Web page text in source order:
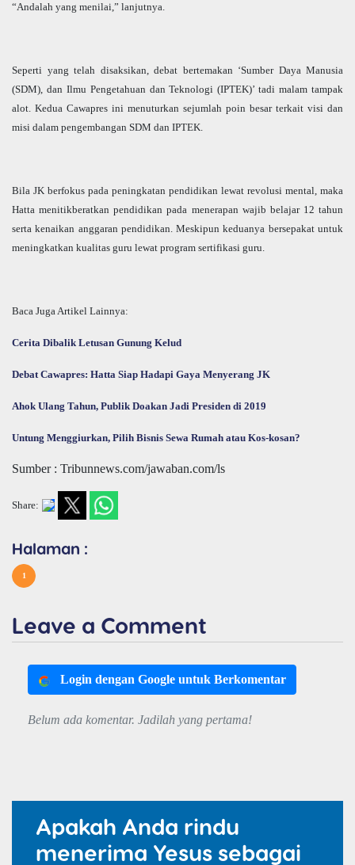
“Andalah yang menilai,” lanjutnya.
Seperti yang telah disaksikan, debat bertemakan ‘Sumber Daya Manusia
(SDM), dan Ilmu Pengetahuan dan Teknologi (IPTEK)’ tadi malam tampak
alot. Kedua Cawapres ini menuturkan sejumlah poin besar terkait visi dan
misi dalam pengembangan SDM dan IPTEK.
Bila JK berfokus pada peningkatan pendidikan lewat revolusi mental, maka
Hatta menitikberatkan pendidikan pada menerapan wajib belajar 12 tahun
serta kenaikan anggaran pendidikan. Meskipun keduanya bersepakat untuk
meningkatkan kualitas guru lewat program sertifikasi guru.
Baca Juga Artikel Lainnya:
Cerita Dibalik Letusan Gunung Kelud
Debat Cawapres: Hatta Siap Hadapi Gaya Menyerang JK
Ahok Ulang Tahun, Publik Doakan Jadi Presiden di 2019
Untung Menggiurkan, Pilih Bisnis Sewa Rumah atau Kos-kosan?
Sumber : Tribunnews.com/jawaban.com/ls
Share:
Halaman :
1
Leave a Comment
Login dengan Google untuk Berkomentar
Belum ada komentar. Jadilah yang pertama!
Apakah Anda rindu
menerima Yesus sebagai